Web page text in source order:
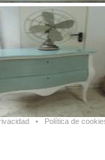
• Política de